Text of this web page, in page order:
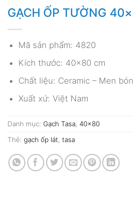
GẠCH ỐP TƯỜNG
Mã sản phẩm: 4820
Kích thước: 40×80 cm
Chất liệu: Ceramic – Men
Xuất xứ: Việt Nam
Danh mục: Gạch Tasa 40x80
Thẻ: gạch ốp lát tasa